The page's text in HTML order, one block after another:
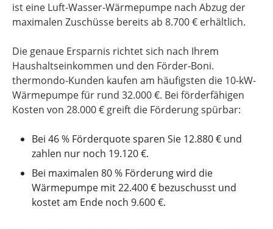
ist eine Luft-Wasser-Wärmepumpe nach Abzug der
maximalen Zuschüsse bereits ab 8.700 € erhältlich.
Die genaue Ersparnis richtet sich nach Ihrem
Haushaltseinkommen und den Förder-Boni.
thermondo-Kunden kaufen am häufigsten die 10-kW-
Wärmepumpe für rund 32.000 €. Bei förderfähigen
Kosten von 28.000 € greift die Förderung spürbar:
Bei 46 % Förderquote sparen Sie 12.880 € und
zahlen nur noch 19.120 €.
Bei maximalen 80 % Förderung wird die
Wärmepumpe mit 22.400 € bezuschusst und
kostet am Ende noch 9.600 €.